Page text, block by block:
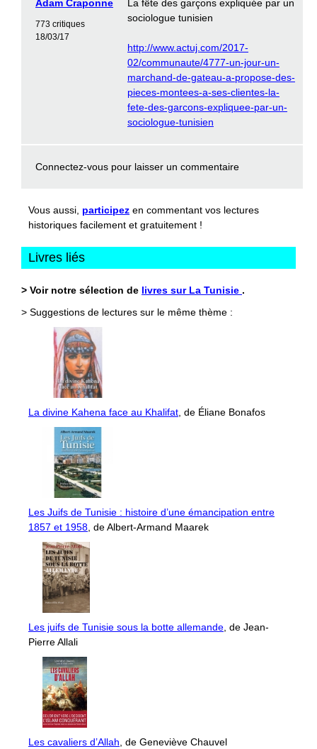
Adam Craponne
773 critiques
18/03/17
La fête des garçons expliquée par un
sociologue tunisien
http://www.actuj.com/2017-
02/communaute/4777-un-jour-un-
marchand-de-gateau-a-propose-des-
pieces-montees-a-ses-clientes-la-
fete-des-garcons-expliquee-par-un-
sociologue-tunisien
Connectez-vous pour laisser un commentaire
Vous aussi, participez en commentant vos lectures
historiques facilement et gratuitement !
Livres liés
> Voir notre sélection de livres sur La Tunisie .
> Suggestions de lectures sur le même thème :
La divine Kahena face au Khalifat, de Éliane Bonafos
Les Juifs de Tunisie : histoire d’une émancipation entre
1857 et 1958, de Albert-Armand Maarek
Les juifs de Tunisie sous la botte allemande, de Jean-
Pierre Allali
Les cavaliers d’Allah, de Geneviève Chauvel